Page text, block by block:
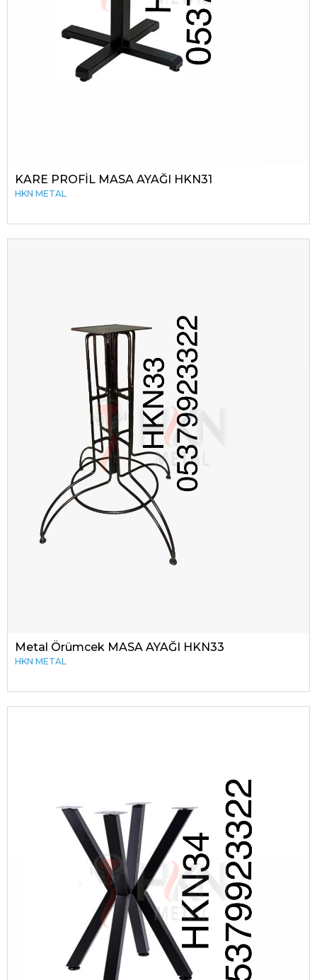
KARE PROFİL MASA AYAĞI HKN31
HKN METAL
Metal Örümcek MASA AYAĞI HKN33
HKN METAL